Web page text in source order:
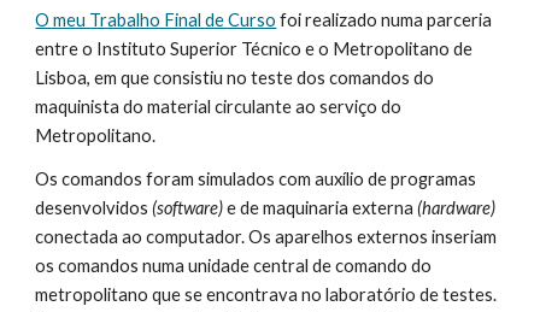
O meu Trabalho Final de Curso foi realizado numa parceria
entre o Instituto Superior Técnico e o Metropolitano de
Lisboa, em que consistiu no teste dos comandos do
maquinista do material circulante ao serviço do
Metropolitano.
Os comandos foram simulados com auxílio de programas
desenvolvidos (software) e de maquinaria externa
conectada ao computador. Os aparelhos externos inseriam
os comandos numa unidade central de comando do
metropolitano que se encontrava no laboratório de testes.